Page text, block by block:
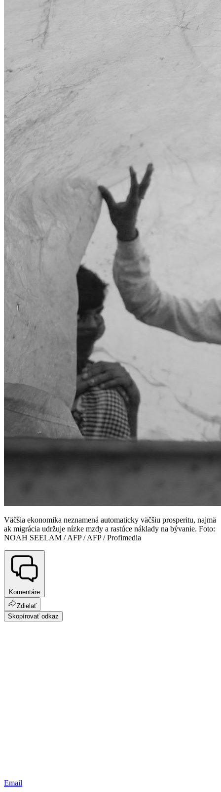
Väčšia ekonomika neznamená automaticky väčšiu prosperitu, najmä
ak migrácia udržuje nízke mzdy a rastúce náklady na bývanie. Foto:
NOAH SEELAM / AFP / AFP / Profimedia
Komentáre
Zdielať
Skopírovať odkaz
Email